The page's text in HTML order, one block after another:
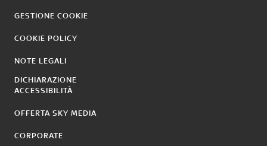
GESTIONE COOKIE
COOKIE POLICY
NOTE LEGALI
DICHIARAZIONE
ACCESSIBILITÀ
OFFERTA SKY MEDIA
CORPORATE